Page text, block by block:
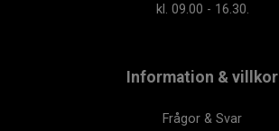
kl. 09.00 - 16.30.
Information & villkor
Frågor & Svar